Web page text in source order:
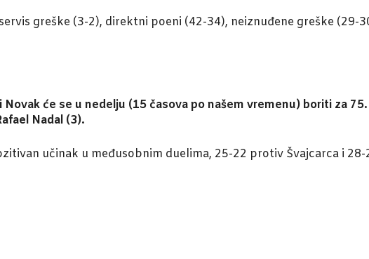
greške (3-2), direktni poeni (42-34), neiznuđene greške (29-
će se u nedelju (15 časova po našem vremenu) boriti za
Nadal (3).
učinak u međusobnim duelima, 25-22 protiv Švajcarca i